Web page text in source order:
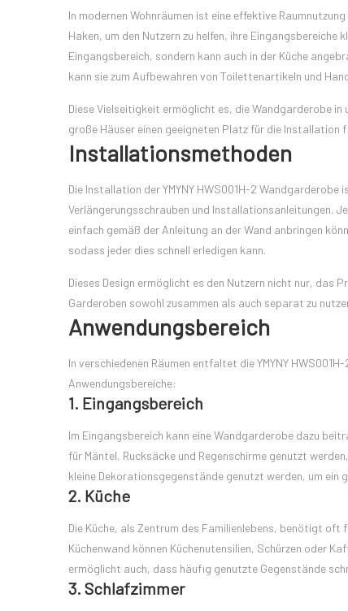
In modernen Wohnräumen ist eine effektive
Haken, um den Nutzern zu helfen, ihre
Eingangsbereich, sondern kann auch in der Küche
kann sie zum Aufbewahren von Toilettenartikeln und
Diese Vielseitigkeit ermöglicht es, die Wandgarderobe in
große Häuser einen geeigneten Platz für die
Installationsmethoden
Die Installation der YMYNY HWS001H-2
Verlängerungsschrauben und Installationsanleitungen.
einfach gemäß der Anleitung an der Wand anbringen
sodass jeder dies schnell erledigen kann.
Dieses Design ermöglicht es den Nutzern nicht nur, das
Garderoben sowohl zusammen als auch separat zu
Anwendungsbereich
In verschiedenen Räumen entfaltet die YMYNY
Anwendungsbereiche:
1. Eingangsbereich
Im Eingangsbereich kann eine Wandgarderobe dazu
für Mäntel, Rucksäcke und Regenschirme genutzt
kleine Dekorationsgegenstände genutzt werden, um ein
2. Küche
Die Küche, als Zentrum des Familienlebens, benötigt
Küchenwand können Küchenutensilien, Schürzen oder
ermöglicht auch, dass häufig genutzte Gegenstände
3. Schlafzimmer